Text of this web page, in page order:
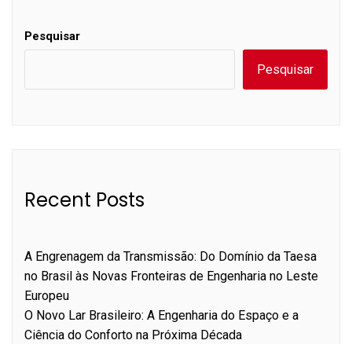
Pesquisar
Pesquisar
Recent Posts
A Engrenagem da Transmissão: Do Domínio da Taesa
no Brasil às Novas Fronteiras de Engenharia no Leste
Europeu
O Novo Lar Brasileiro: A Engenharia do Espaço e a
Ciência do Conforto na Próxima Década